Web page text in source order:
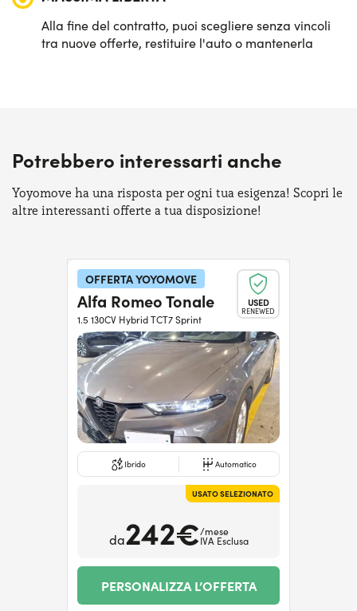
Alla fine del contratto, puoi scegliere senza vincoli
tra nuove offerte, restituire l'auto o mantenerla
Potrebbero interessarti anche
Yoyomove ha una risposta per ogni tua esigenza! Scopri le
altre interessanti offerte a tua disposizione!
OFFERTA YOYOMOVE
USED
RENEWED
Alfa Romeo Tonale
1.5 130CV Hybrid TCT7 Sprint
Ibrido Automatico
USATO SELEZIONATO
da242€/mese
IVA Esclusa
PERSONALIZZA L’OFFERTA